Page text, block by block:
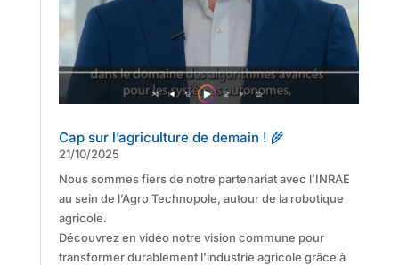
Cap sur l’agriculture de demain ! 🌾
21/10/2025
Nous sommes fiers de notre partenariat avec l’INRAE
au sein de l’Agro Technopole, autour de la robotique
agricole.
Découvrez en vidéo notre vision commune pour
transformer durablement l’industrie agricole grâce à